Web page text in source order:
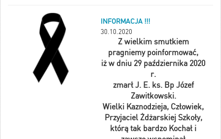
setną rocznicę odzyskania
niepodległości. Poznajcie
ciekawostki związane z naszym
wielkim świętem.
INFORMACJA !!!
30.10.2020
Z wielkim smutkiem
pragniemy poinformować,
iż w dniu 29 października 2020
r.
zmarł J. E. ks. Bp Józef
Zawitkowski.
Wielki Kaznodzieja, Człowiek,
Przyjaciel Żdżarskiej Szkoły,
którą tak bardzo Kochał i